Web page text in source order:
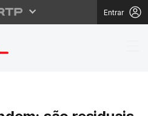
Entrar